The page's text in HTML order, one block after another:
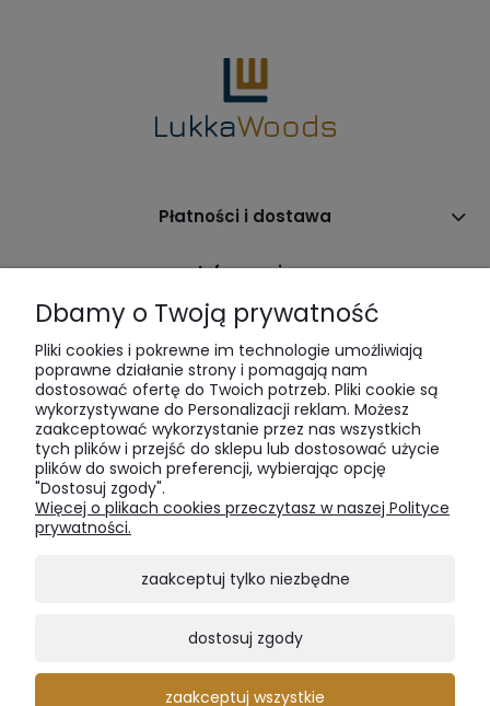
Płatności i dostawa
Informacje
O nas
LukkaWoods | ul. Sienna 64 | 00-825 Warszawa | tel:
520 | e-mail:bok@lukkawoods.pl
oferujące unikalne połączenie estetyki i niezrównanej
integralności strukturalnej, której inne materiały nie są w
stanie odzwierciedlić. Jesteśmy pasjonatami jakości,
dobrego smaku i piękna ukrytego w prostej formie.
Dbamy o Twoją prywatność
Pliki cookies i pokrewne im technologie umożliwiają
poprawne działanie strony i pomagają nam
dostosować ofertę do Twoich potrzeb. Pliki cookie są
wykorzystywane do Personalizacji reklam. Możesz
zaakceptować wykorzystanie przez nas wszystkich
tych plików i przejść do sklepu lub dostosować użycie
plików do swoich preferencji, wybierając opcję
"Dostosuj zgody".
Więcej o plikach cookies przeczytasz w naszej Polityce
prywatności.
zaakceptuj tylko niezbędne
dostosuj zgody
zaakceptuj wszystkie